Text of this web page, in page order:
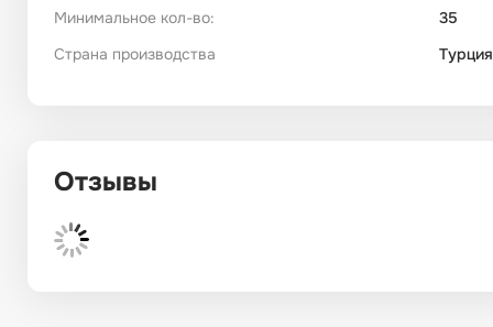
Минимальное кол-во:
35
Страна производства
Турция
Отзывы